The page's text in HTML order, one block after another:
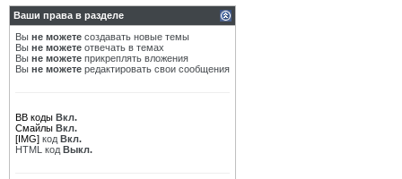
Ваши права в разделе
Вы не можете создавать новые темы
Вы не можете отвечать в темах
Вы не можете прикреплять вложения
Вы не можете редактировать свои сообщения
BB коды Вкл.
Смайлы Вкл.
[IMG] код Вкл.
HTML код Выкл.